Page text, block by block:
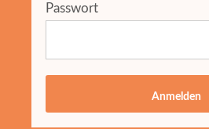
Passwort
Anmelden